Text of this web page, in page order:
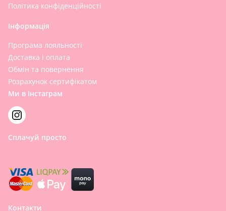
Політика конфіденційності
Інформація
Програма лояльності
Доставка і оплата
Обмін та повернення
Розрахунок сертифікатом
Ми в Інстаграм
Сплачуй просто
Контакти